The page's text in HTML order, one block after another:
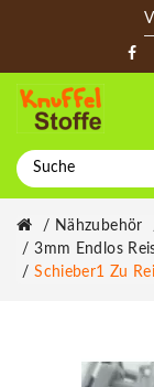
Nähzubehör
3mm Endlos
Schieber1 Zu